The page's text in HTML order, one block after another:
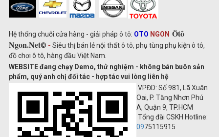
Hệ thống chuỗi cửa hàng - giải pháp ô tô: OTO NGON Ôtô
Ngon.Net© - Siêu thị bán lẻ nội thất ô tô, phụ tùng phụ kiện ô tô,
đồ chơi ô tô, hàng đầu Việt Nam.
WEBSITE đang chạy Demo, thử nghiệm - không bán buôn sản
phẩm, quý anh chị đối tác - hợp tác vui lòng liên hệ
VPĐD: Số 981, Lã Xuân
Oai, P. Tăng Nhơn Phú
A, Quận 9, TP.HCM
Tổng đài CSKH Hotline:
0975115915